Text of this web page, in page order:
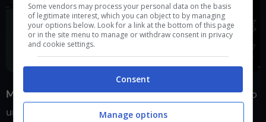
Mai distrarsi:quando un giocatore sta completando
un compito, quest’ultimo finisce per prendersi una
Some vendors may process your personal data on the basis
of legitimate interest, which you can object to by managing
your options below. Look for a link at the bottom of this page
or in the site menu to manage or withdraw consent in privacy
and cookie settings.
Consent
Manage options